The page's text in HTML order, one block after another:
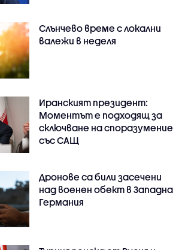
Слънчево време с локални
валежи в неделя
Иранският президент:
Моментът е подходящ за
сключване на споразумение
със САЩ
Дронове са били засечени
над военен обект в Западна
Германия